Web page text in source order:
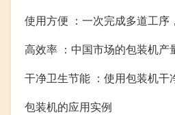
使用方便 ：一次完成多道工序
高效率 ：中国市场的包装机产
干净卫生节能 ：使用包装机干
包装机的应用实例